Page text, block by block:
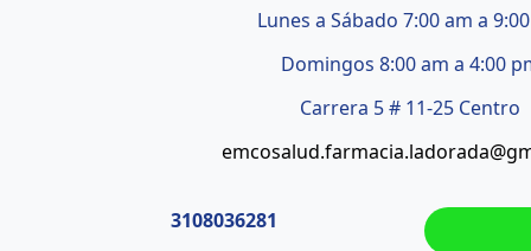
Lunes a Sábado 7:00 am a
Domingos 8:00 am a 4:00
Carrera 5 # 11-25 Centro
3108036281